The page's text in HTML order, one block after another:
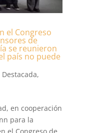
el Congreso
de
se reunieron
país no puede
Destacada,
en cooperación
para la